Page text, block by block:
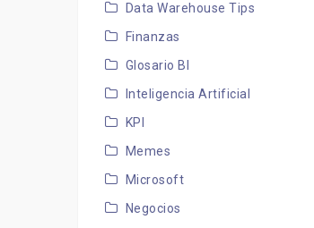
Data Warehouse Tips
Finanzas
Glosario BI
Inteligencia Artificial
KPI
Memes
Microsoft
Negocios